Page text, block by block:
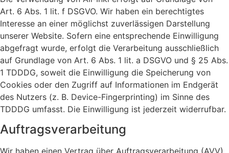
Art. 6 Abs. 1 lit. f DSGVO. Wir haben ein berechtigtes
Interesse an einer möglichst zuverlässigen Darstellung
unserer Website. Sofern eine entsprechende Einwilligung
abgefragt wurde, erfolgt die Verarbeitung ausschließlich
auf Grundlage von Art. 6 Abs. 1 lit. a DSGVO und § 25 Abs.
1 TDDDG, soweit die Einwilligung die Speicherung von
Cookies oder den Zugriff auf Informationen im Endgerät
des Nutzers (z. B. Device-Fingerprinting) im Sinne des
TDDDG umfasst. Die Einwilligung ist jederzeit widerrufbar.
Auftragsverarbeitung